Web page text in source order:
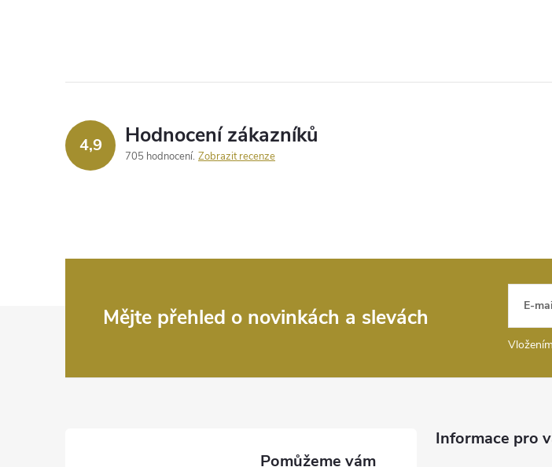
4,9 Hodnocení zákazníků
705 hodnocení Zobrazit recenze
Mějte přehled o novinkách a slevách E-
Informace pro